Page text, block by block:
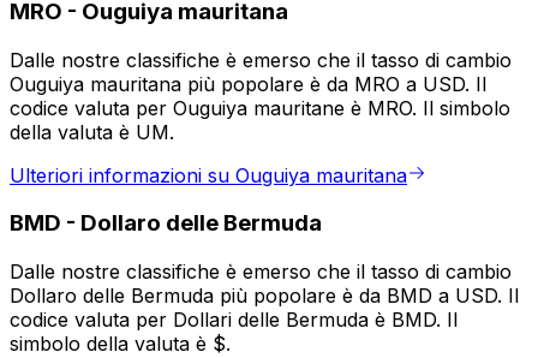
MRO - Ouguiya mauritana
Dalle nostre classifiche è emerso che il tasso di cambio
Ouguiya mauritana più popolare è da MRO a USD. Il
codice valuta per Ouguiya mauritane è MRO. Il simbolo
della valuta è UM.
Ulteriori informazioni su Ouguiya mauritana
BMD - Dollaro delle Bermuda
Dalle nostre classifiche è emerso che il tasso di cambio
Dollaro delle Bermuda più popolare è da BMD a USD. Il
codice valuta per Dollari delle Bermuda è BMD. Il
simbolo della valuta è $.